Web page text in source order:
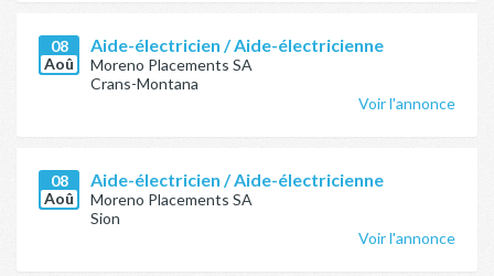
08
Aoû
Aide-électricien / Aide-électricienne
Moreno Placements SA
Crans-Montana
Voir l'annonce
08
Aoû
Aide-électricien / Aide-électricienne
Moreno Placements SA
Sion
Voir l'annonce